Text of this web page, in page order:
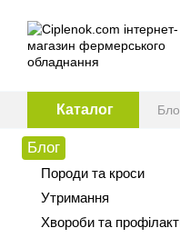
Каталог
Блог
Породи та кроси
Утримання
Хвороби та